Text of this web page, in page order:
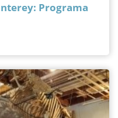
Programa